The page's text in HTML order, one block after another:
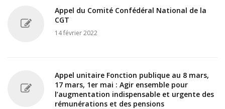
Appel du Comité Confédéral National de la
CGT
14 février 2022
Appel unitaire Fonction publique au 8 mars,
17 mars, 1er mai : Agir ensemble pour
l’augmentation indispensable et urgente des
rémunérations et des pensions